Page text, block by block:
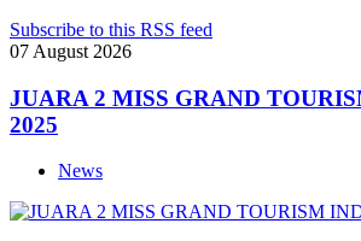
Subscribe to this RSS feed
07 August 2026
JUARA 2 MISS GRAND
2025
News